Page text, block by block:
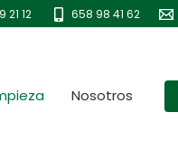
21 12 658 98 41 62
Nosotros